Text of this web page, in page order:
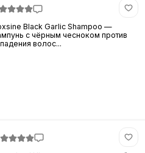
Black Garlic Shampoo —
с чёрным чесноком против
волос...